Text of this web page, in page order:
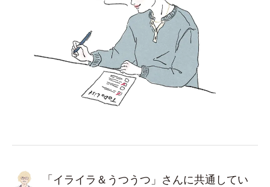
「イライラ＆うつうつ」さんに共通してい